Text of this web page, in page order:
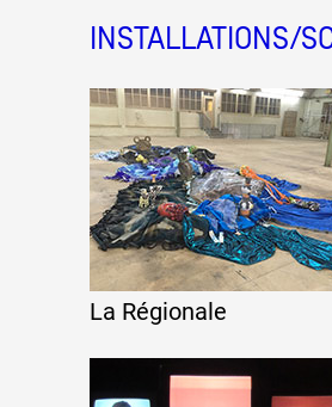
INSTALLATIONS/
La Régionale